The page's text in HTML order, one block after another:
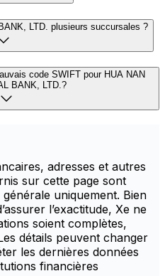
LTD. plusieurs succursales ?
code SWIFT pour HUA NAN
BANK, LTD.?
adresses et autres
sur cette page sont
uniquement. Bien
l’exactitude, Xe ne
soient complètes,
détails peuvent changer
les dernières données
financières